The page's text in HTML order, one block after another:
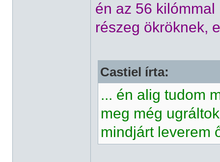
én az 56
részeg ökröknek,
Castiel írta:
... én alig tudom
meg még
mindjárt leverem